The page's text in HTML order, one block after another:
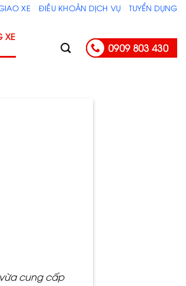
XE ĐIỀU KHOẢN DỊCH VỤ TUYỂN DỤNG
XE
0909 803 430
cung cấp